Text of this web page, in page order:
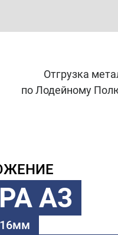
Отгрузка
по Лодейному
А3